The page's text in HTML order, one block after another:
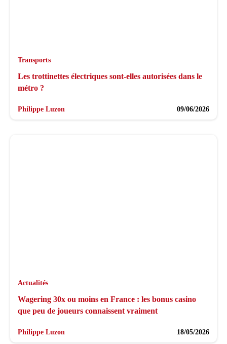
Transports
Les trottinettes électriques sont-elles autorisées dans le
métro ?
Philippe Luzon 09/06/2026
Actualités
Wagering 30x ou moins en France : les bonus casino
que peu de joueurs connaissent vraiment
Philippe Luzon 18/05/2026